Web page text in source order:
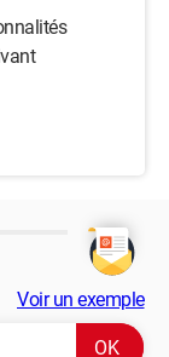
Voir un exemple